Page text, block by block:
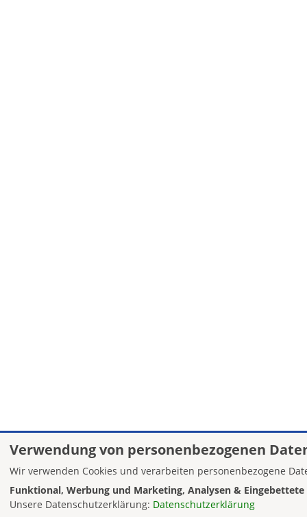
Verwendung von personenbezogenen
Wir verwenden Cookies und verarbeiten personenbezogene
Funktional, Werbung und Marketing, Analysen &
Unsere Datenschutzerklärung: Datenschutzerklärung